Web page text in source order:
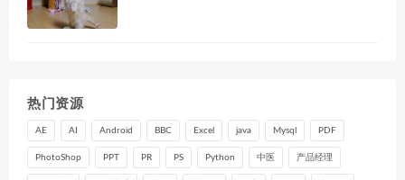
热门资源
AE AI Android BBC Excel java Mysql PDF
PhotoShop PPT PR PS Python 中医 产品经理